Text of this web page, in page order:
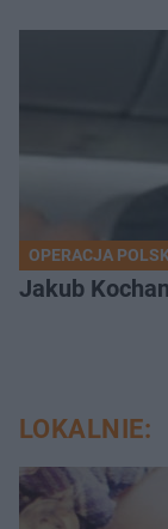
OPERACJA
Jakub
LOKALNIE: